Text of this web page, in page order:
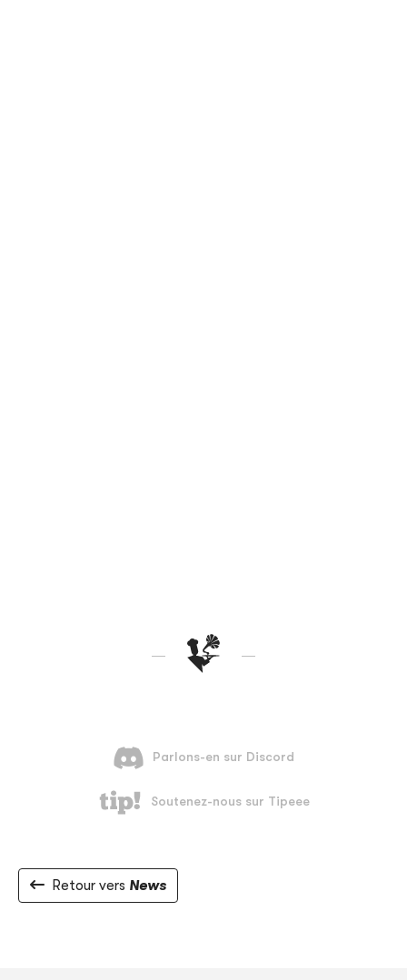
Retour vers News